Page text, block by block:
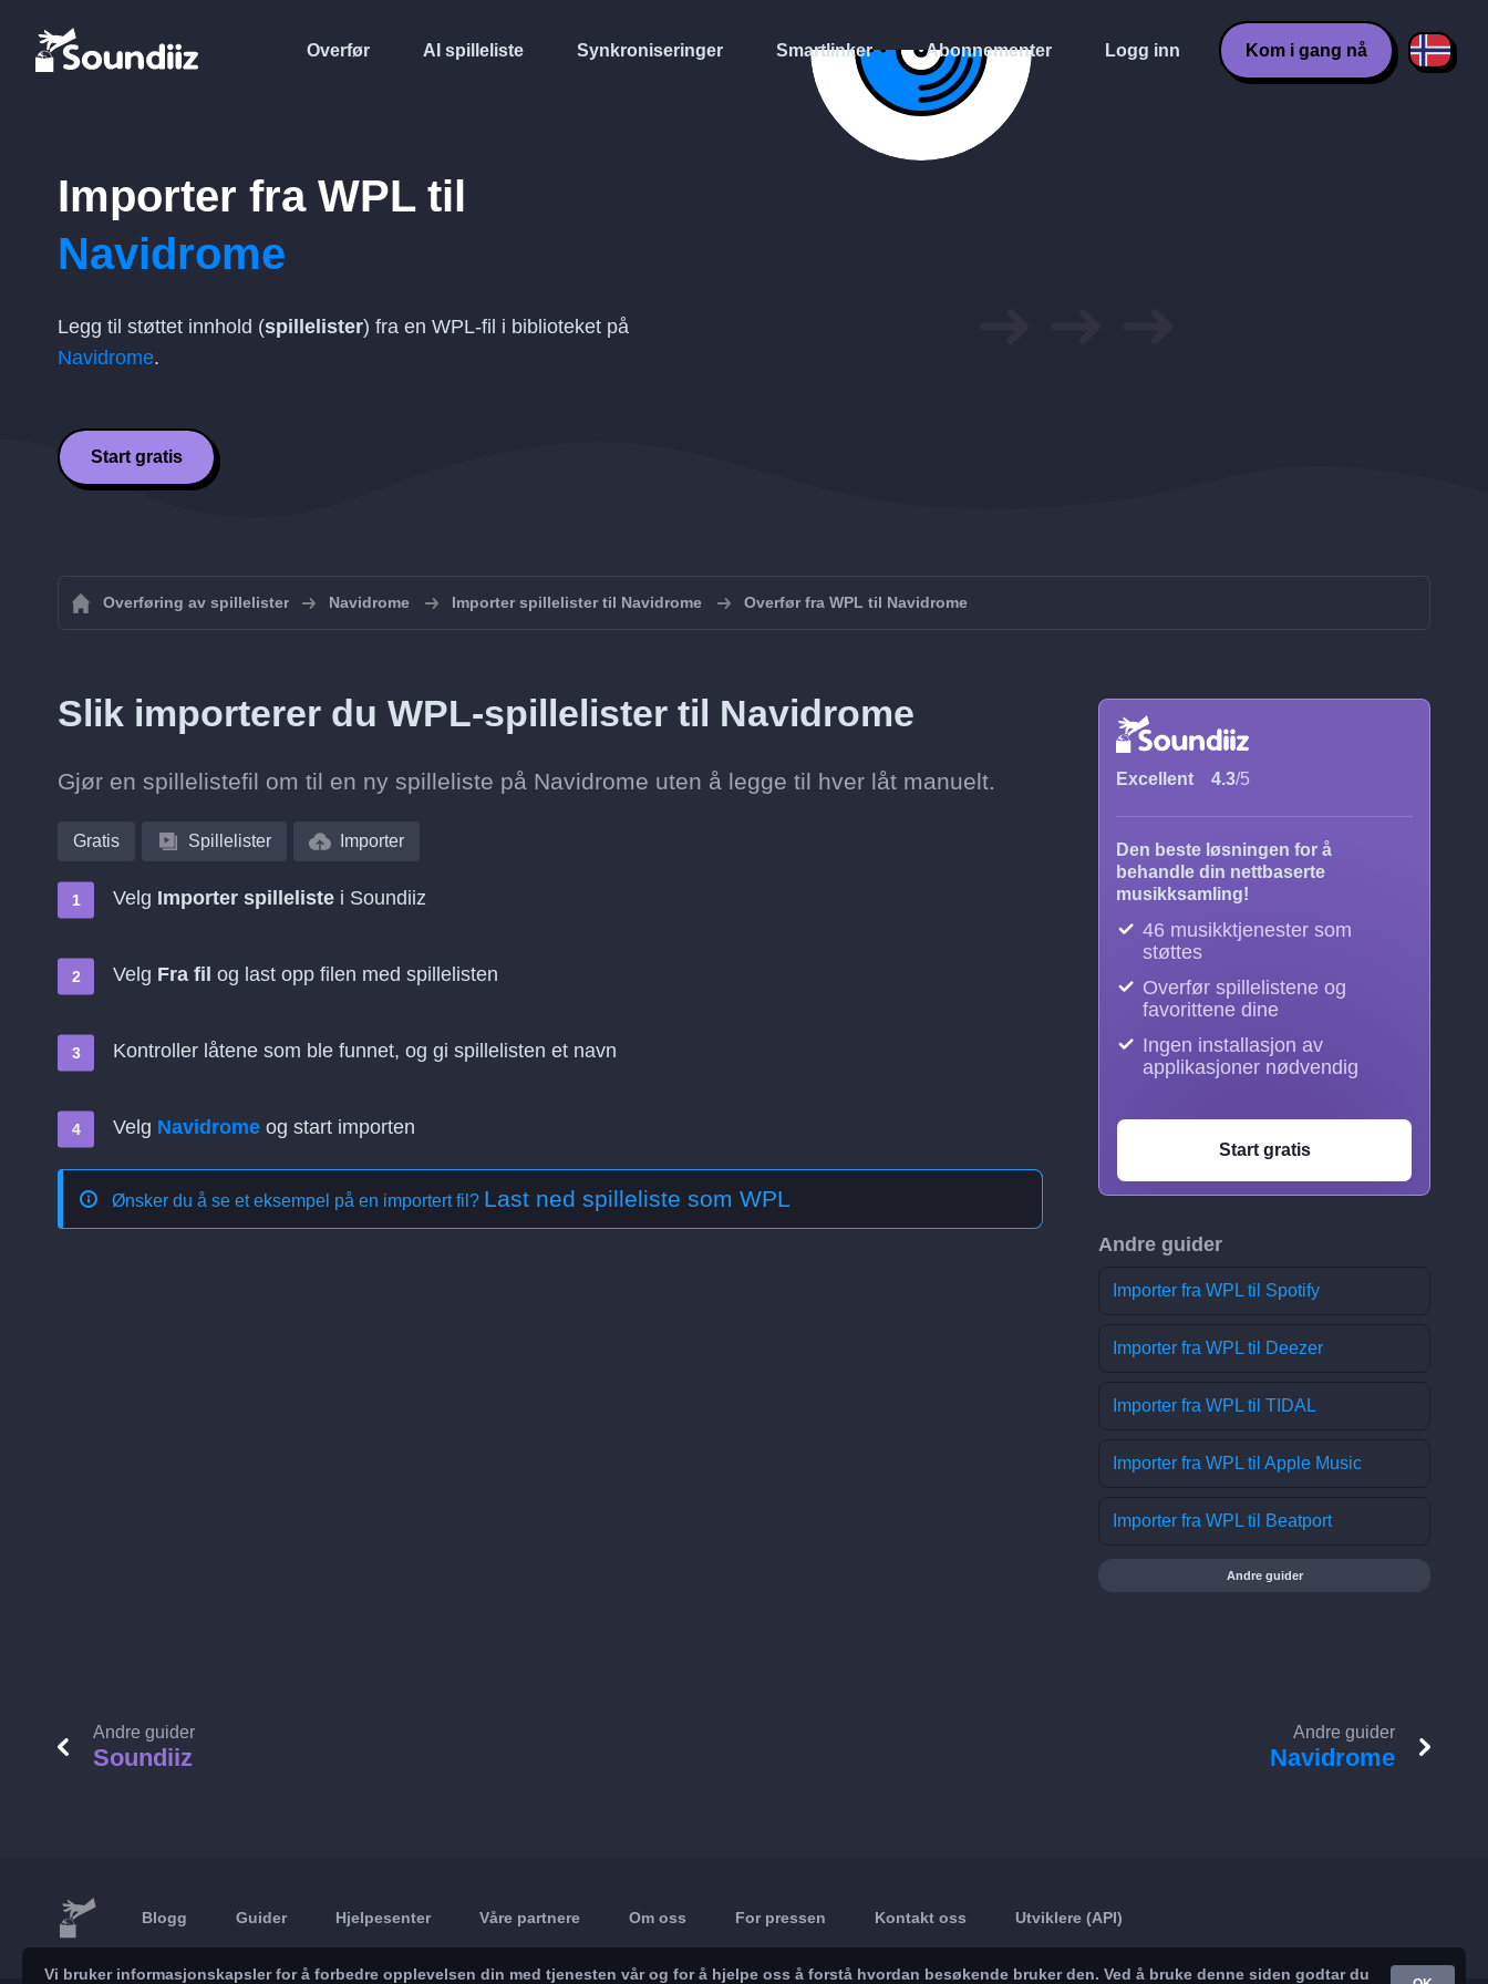
Overfør AI spilleliste Synkroniseringer Smartlinker Abonnementer Logg inn Kom i gang nå
Importer fra WPLtil
Navidrome
Legg til støttet innhold (spillelister) fra en WPL-fil i biblioteket på
Navidrome.
Start gratis
Overføring av spillelister Navidrome Importer spillelister til Navidrome Overfør fra WPL til Navidrome
Slik importerer du WPL-spillelister til Navidrome
Gjør en spillelistefil om til en ny spilleliste på Navidrome uten å legge til hver låt manuelt.
Gratis Spillelister Importer
Velg Importer spilleliste i Soundiiz
Velg Fra fil og last opp filen med spillelisten
Kontroller låtene som ble funnet, og gi spillelisten et navn
Velg Navidrome og start importen
Ønsker du å se et eksempel på en importert fil? Last ned spilleliste som WPL
Excellent 4.3/5
Den beste løsningen for å
behandle din nettbaserte
musikksamling!
46 musikktjenester som
støttes
Overfør spillelistene og
favorittene dine
Ingen installasjon av
applikasjoner nødvendig
Start gratis
Andre guider
Importer fra WPL til Spotify
Importer fra WPL til Deezer
Importer fra WPL til TIDAL
Importer fra WPL til Apple Music
Importer fra WPL til Beatport
Andre guider
Andre guider
Soundiiz
Andre guider
Navidrome
Blogg Guider Hjelpesenter Våre partnere Om oss For pressen Kontakt oss Utviklere (API)
Vi bruker informasjonskapsler for å forbedre opplevelsen din med tjenesten vår og for å hjelpe oss å forstå hvordan besøkende bruker den. Ved å bruke denne siden godtar du